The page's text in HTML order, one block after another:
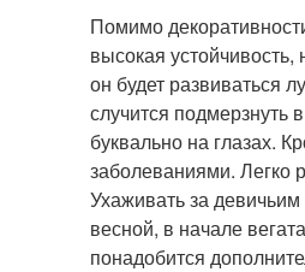
Помимо
высокая
он будет развиваться
случится подмерзнуть
буквально на глазах.
заболеваниями. Легко
Ухаживать за
весной, в начале
понадобится